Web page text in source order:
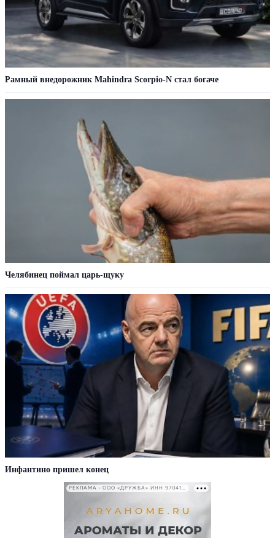
Рамный внедорожник Mahindra Scorpio-N стал богаче
Челябинец поймал царь-щуку
Инфантино пришел конец
РЕКЛАМА • ООО «ДРУЖБА» ИНН 9704146411